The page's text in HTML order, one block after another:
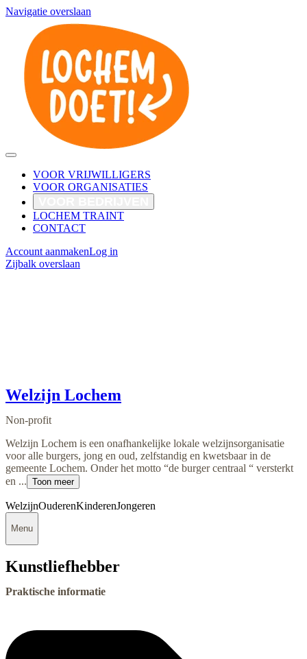
Navigatie overslaan
VOOR VRIJWILLIGERS
VOOR ORGANISATIES
LOCHEM TRAINT
CONTACT
Account aanmakenLog in
Zijbalk overslaan
Welzijn Lochem
Non-profit
Welzijn Lochem is een onafhankelijke lokale welzijnsorganisatie
voor alle burgers, jong en oud, zelfstandig en kwetsbaar in de
gemeente Lochem. Onder het motto “de burger centraal “ versterkt
en ... Toon meer
WelzijnOuderenKinderenJongeren
Menu
Kunstliefhebber
Praktische informatie